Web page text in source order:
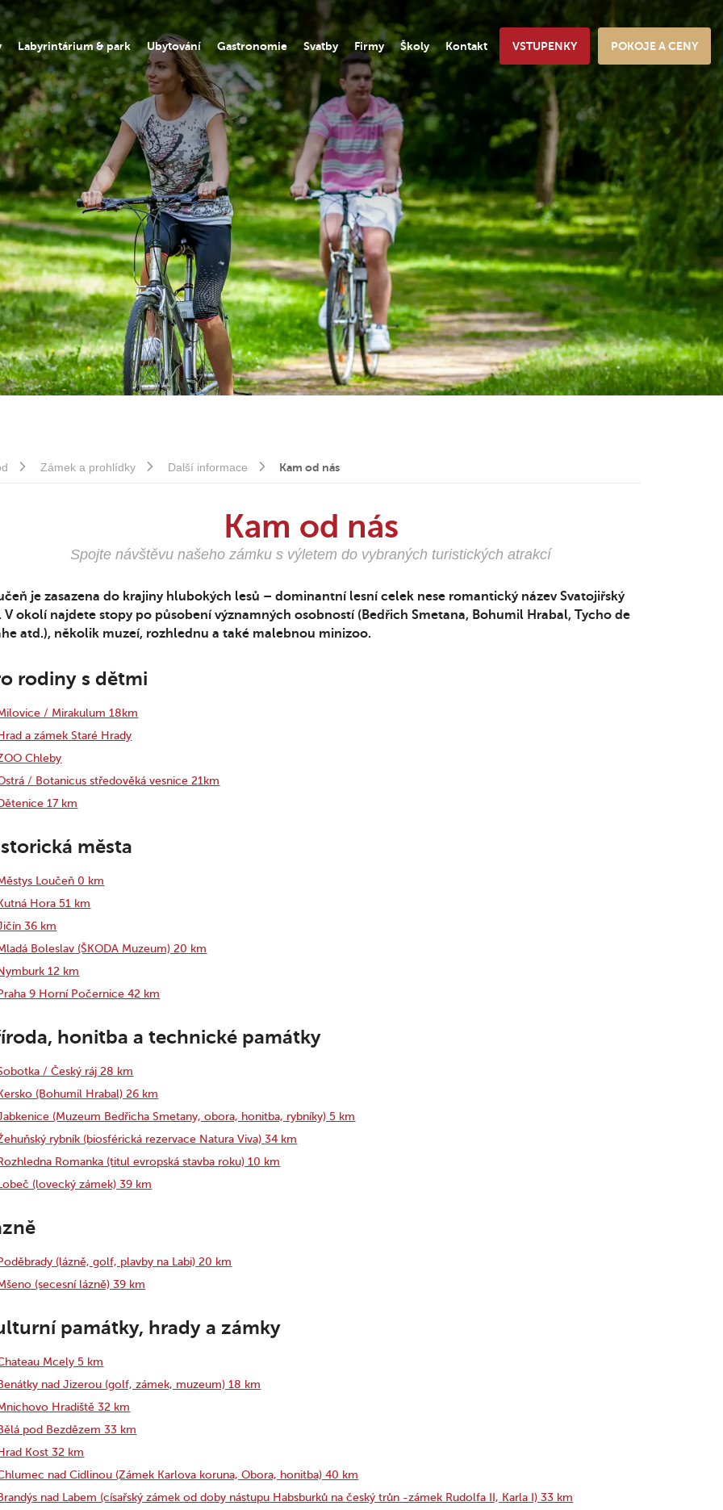
VSTUPENKY POKOJE A CENY
Labyrintárium & park Ubytování Gastronomie Svatby Firmy Školy Kontakt
Zámek a prohlídky Další informace Kam od nás
Kam od nás
Spojte návštěvu našeho zámku s výletem do vybraných turistických atrakcí
je zasazena do krajiny hlubokých lesů – dominantní lesní celek nese romantický název Svatojiřský
V okolí najdete stopy po působení významných osobností (Bedřich Smetana, Bohumil Hrabal, Tycho de
atd.), několik muzeí, rozhlednu a také malebnou minizoo.
rodiny s dětmi
/ Mirakulum 18km
a zámek Staré Hrady
Chleby
/ Botanicus středověká vesnice 21km
17 km
města
Loučeň 0 km
Hora 51 km
36 km
Boleslav (ŠKODA Muzeum) 20 km
12 km
9 Horní Počernice 42 km
honitba a technické památky
/ Český ráj 28 km
(Bohumil Hrabal) 26 km
(Muzeum Bedřicha Smetany, obora, honitba, rybníky) 5 km
rybník (biosférická rezervace Natura Viva) 34 km
Romanka (titul evropská stavba roku) 10 km
(lovecký zámek) 39 km
(lázně, golf, plavby na Labi) 20 km
(secesní lázně) 39 km
památky, hrady a zámky
Mcely 5 km
nad Jizerou (golf, zámek, muzeum) 18 km
Hradiště 32 km
pod Bezdězem 33 km
Kost 32 km
nad Cidlinou (Zámek Karlova koruna, Obora, honitba) 40 km
nad Labem (císařský zámek od doby nástupu Habsburků na český trůn -zámek Rudolfa II, Karla I) 33 km